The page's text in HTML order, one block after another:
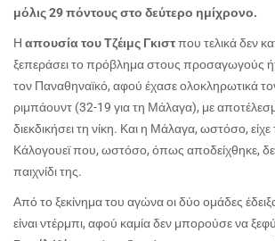
μόλις 29 πόντους στο δεύτερο ημίχρονο.
Η απουσία του Τζέιμς Γκιστπου τελικά δεν
ξεπεράσει το πρόβλημα στους προσαγωγούς
τον Παναθηναϊκό, αφού έχασε ολοκληρωτικά
ριμπάουντ (32-19 για τη Μάλαγα), με
διεκδικήσει τη νίκη. Και η Μάλαγα, ωστόσο,
Κάλογουεϊ που, ωστόσο, όπως αποδείχθηκε,
παιχνίδι της.
Από το ξεκίνημα του αγώνα οι δύο ομάδες
είναι ντέρμπι, αφού καμία δεν μπορούσε να